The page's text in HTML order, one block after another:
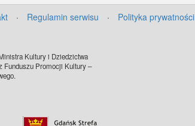
· Regulamin serwisu · Polityka prywatności
Kultury i Dziedzictwa
Funduszu Promocji Kultury –